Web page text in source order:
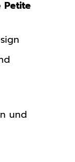
Petite
und